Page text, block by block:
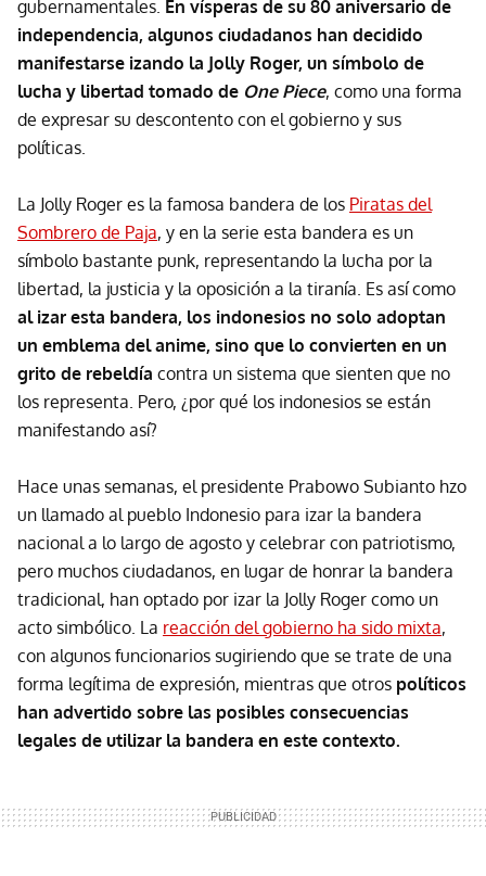
gubernamentales. En vísperas de su 80 aniversario de
independencia, algunos ciudadanos han decidido
manifestarse izando la Jolly Roger, un símbolo de
lucha y libertad tomado de One Piece, como una forma
de expresar su descontento con el gobierno y sus
políticas.
La Jolly Roger es la famosa bandera de los Piratas del
Sombrero de Paja, y en la serie esta bandera es un
símbolo bastante punk, representando la lucha por la
libertad, la justicia y la oposición a la tiranía. Es así como
al izar esta bandera, los indonesios no solo adoptan
un emblema del anime, sino que lo convierten en un
grito de rebeldía contra un sistema que sienten que no
los representa. Pero, ¿por qué los indonesios se están
manifestando así?
Hace unas semanas, el presidente Prabowo Subianto hzo
un llamado al pueblo Indonesio para izar la bandera
nacional a lo largo de agosto y celebrar con patriotismo,
pero muchos ciudadanos, en lugar de honrar la bandera
tradicional, han optado por izar la Jolly Roger como un
acto simbólico. La reacción del gobierno ha sido mixta,
con algunos funcionarios sugiriendo que se trate de una
forma legítima de expresión, mientras que otros políticos
han advertido sobre las posibles consecuencias
legales de utilizar la bandera en este contexto.